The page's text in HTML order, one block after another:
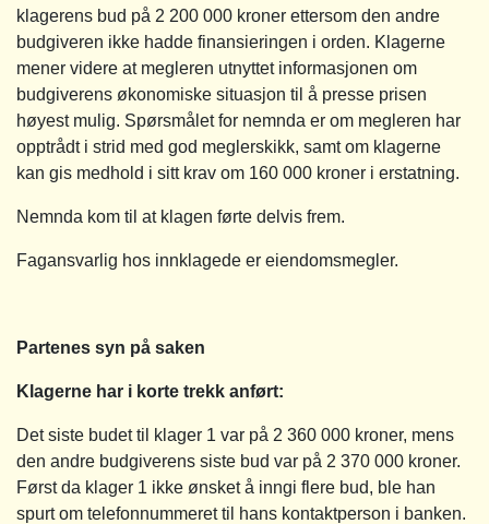
klagerens bud på 2 200 000 kroner ettersom den andre
budgiveren ikke hadde finansieringen i orden. Klagerne
mener videre at megleren utnyttet informasjonen om
budgiverens økonomiske situasjon til å presse prisen
høyest mulig. Spørsmålet for nemnda er om megleren har
opptrådt i strid med god meglerskikk, samt om klagerne
kan gis medhold i sitt krav om 160 000 kroner i erstatning.
Nemnda kom til at klagen førte delvis frem.
Fagansvarlig hos innklagede er eiendomsmegler.
Partenes syn på saken
Klagerne har i korte trekk anført:
Det siste budet til klager 1 var på 2 360 000 kroner, mens
den andre budgiverens siste bud var på 2 370 000 kroner.
Først da klager 1 ikke ønsket å inngi flere bud, ble han
spurt om telefonnummeret til hans kontaktperson i banken.